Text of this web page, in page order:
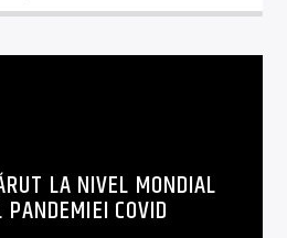
LA NIVEL MONDIAL
COVID